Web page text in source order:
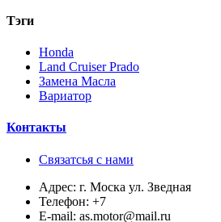
Тэги
Honda
Land Cruiser Prado
Замена Масла
Вариатор
Контакты
Связатсья с нами
Адрес: г. Моска ул. Зведная
Телефон: +7
E-mail: as.motor@mail.ru